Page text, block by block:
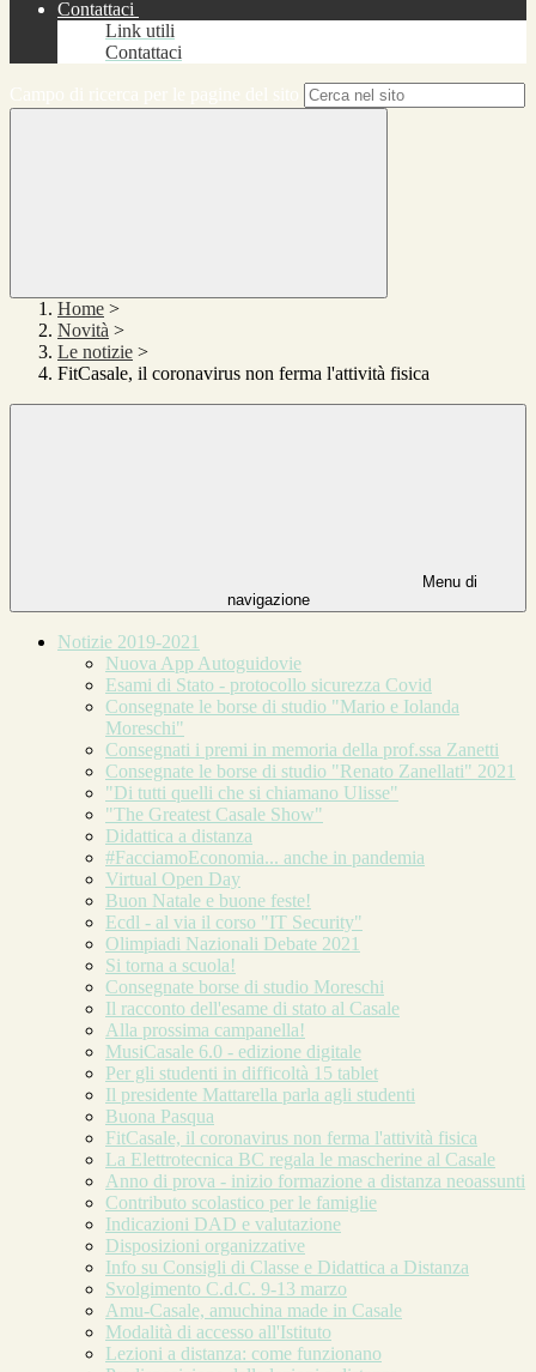
Contattaci
Link utili
Contattaci
Home >
Novità >
Le notizie >
FitCasale, il coronavirus non ferma l'attività fisica
Menu di
navigazione
Notizie 2019-2021
Nuova App Autoguidovie
Esami di Stato - protocollo sicurezza Covid
Consegnate le borse di studio "Mario e Iolanda
Moreschi"
Consegnati i premi in memoria della prof.ssa Zanetti
Consegnate le borse di studio "Renato Zanellati" 2021
"Di tutti quelli che si chiamano Ulisse"
"The Greatest Casale Show"
Didattica a distanza
#FacciamoEconomia... anche in pandemia
Virtual Open Day
Buon Natale e buone feste!
Ecdl - al via il corso "IT Security"
Olimpiadi Nazionali Debate 2021
Si torna a scuola!
Consegnate borse di studio Moreschi
Il racconto dell'esame di stato al Casale
Alla prossima campanella!
MusiCasale 6.0 - edizione digitale
Per gli studenti in difficoltà 15 tablet
Il presidente Mattarella parla agli studenti
Buona Pasqua
FitCasale, il coronavirus non ferma l'attività fisica
La Elettrotecnica BC regala le mascherine al Casale
Anno di prova - inizio formazione a distanza neoassunti
Contributo scolastico per le famiglie
Indicazioni DAD e valutazione
Disposizioni organizzative
Info su Consigli di Classe e Didattica a Distanza
Svolgimento C.d.C. 9-13 marzo
Amu-Casale, amuchina made in Casale
Modalità di accesso all'Istituto
Lezioni a distanza: come funzionano